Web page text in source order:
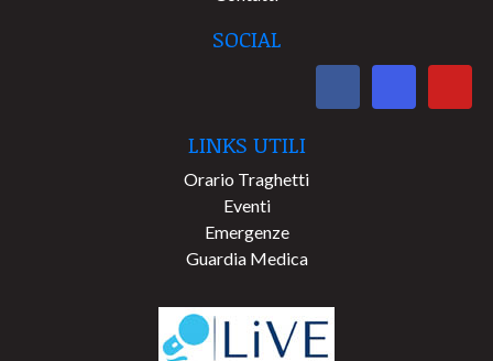
SOCIAL
LINKS UTILI
Orario Traghetti
Eventi
Emergenze
Guardia Medica